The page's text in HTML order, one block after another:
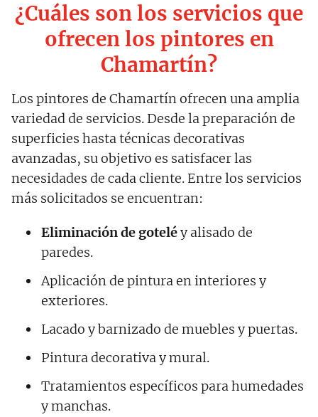
¿Cuáles son los servicios que
ofrecen los pintores en
Chamartín?
Los pintores de Chamartín ofrecen una amplia
variedad de servicios. Desde la preparación de
superficies hasta técnicas decorativas
avanzadas, su objetivo es satisfacer las
necesidades de cada cliente. Entre los servicios
más solicitados se encuentran:
Eliminación de goteléy alisado de
paredes.
Aplicación de pintura en interiores y
exteriores.
Lacado y barnizado de muebles y puertas.
Pintura decorativa y mural.
Tratamientos específicos para humedades
y manchas.